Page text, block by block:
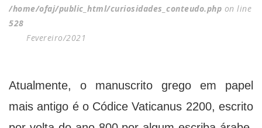
/home/ofaj/public_html/curiosidades_conteudo.php on line
528
Fevereiro/2021
Atualmente, o manuscrito grego em papel
mais antigo é o Códice Vaticanus 2200, escrito